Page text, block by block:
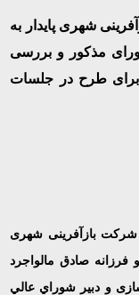
شهری پایدار به
مذکور و بررسی
برای طرح در جلسات
بازآفرینی شهری
فرزانه صادق مالواجرد
و دبير شوراي عالي